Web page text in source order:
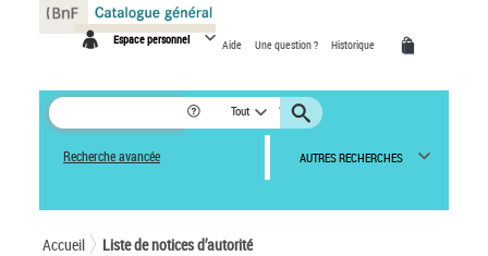
Espace personnel Aide Une question ? Historique
Tout
Recherche avancée AUTRES RECHERCHES
Accueil Liste de notices d’autorité
Panneau de gestion des cookies